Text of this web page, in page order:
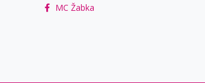
MC Žabka